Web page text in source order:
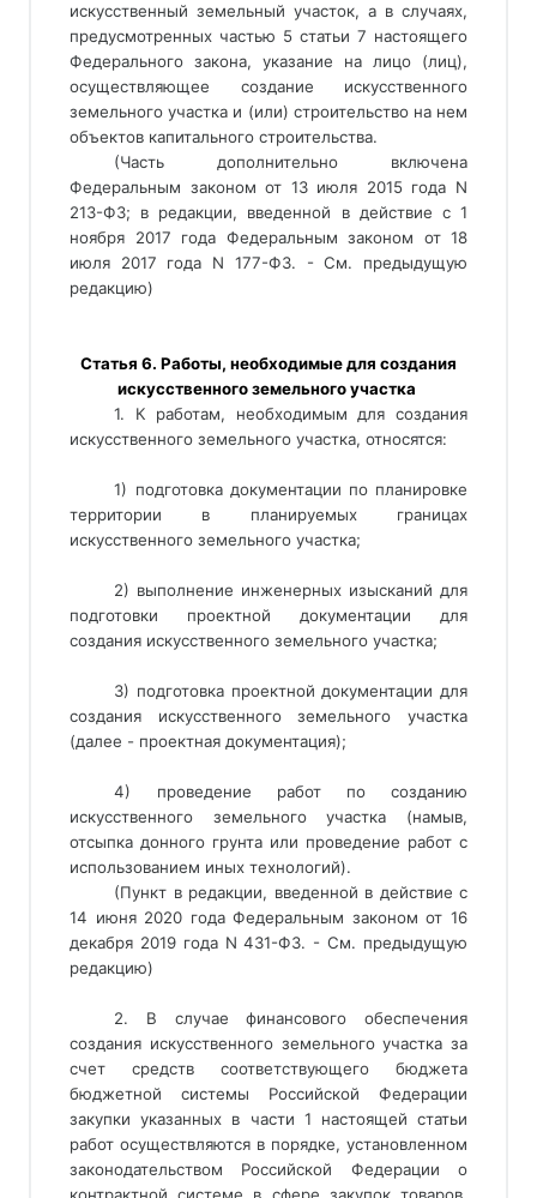
искусственный земельный участок, а в случаях,
предусмотренных частью 5 статьи 7 настоящего
Федерального закона, указание на лицо (лиц),
осуществляющее создание искусственного
земельного участка и (или) строительство на нем
объектов капитального строительства.
(Часть дополнительно включена
Федеральным законом от 13 июля 2015 года N
213-ФЗ; в редакции, введенной в действие с 1
ноября 2017 года Федеральным законом от 18
июля 2017 года N 177-ФЗ. - См. предыдущую
редакцию)
искусственного земельного участка
1. К работам, необходимым для создания
искусственного земельного участка, относятся:
1) подготовка документации по планировке
территории в планируемых границах
искусственного земельного участка;
2) выполнение инженерных изысканий для
подготовки проектной документации для
создания искусственного земельного участка;
3) подготовка проектной документации для
создания искусственного земельного участка
(далее - проектная документация);
4) проведение работ по созданию
искусственного земельного участка (намыв,
отсыпка донного грунта или проведение работ с
использованием иных технологий).
(Пункт в редакции, введенной в действие с
14 июня 2020 года Федеральным законом от 16
декабря 2019 года N 431-ФЗ. - См. предыдущую
редакцию)
2. В случае финансового обеспечения
создания искусственного земельного участка за
счет средств соответствующего бюджета
бюджетной системы Российской Федерации
закупки указанных в части 1 настоящей статьи
работ осуществляются в порядке, установленном
законодательством Российской Федерации о